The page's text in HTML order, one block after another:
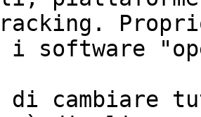
software
di cambiare